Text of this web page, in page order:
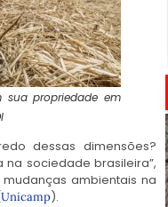
sua propriedade em
dessas dimensões?
sociedade brasileira”,
ambientais na
Unicamp).